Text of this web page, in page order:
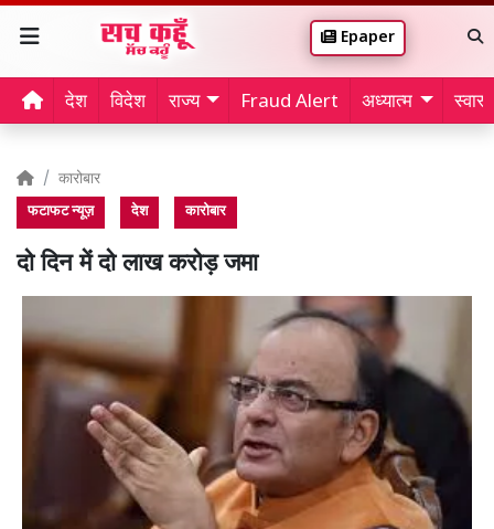
Epaper
देश विदेश राज्य Fraud Alert अध्यात्म
कारोबार
फटाफट न्यूज़ देश कारोबार
दो दिन में दो लाख करोड़ जमा